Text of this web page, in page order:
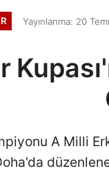
Yayınlanma: 20
A Milli